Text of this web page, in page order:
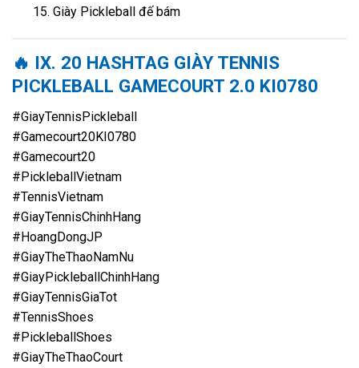
Giày Pickleball đế bám
🔥 IX. 20 HASHTAG GIÀY TENNIS
PICKLEBALL GAMECOURT 2.0 KI0780
#GiayTennisPickleball
#Gamecourt20KI0780
#Gamecourt20
#PickleballVietnam
#TennisVietnam
#GiayTennisChinhHang
#HoangDongJP
#GiayTheThaoNamNu
#GiayPickleballChinhHang
#GiayTennisGiaTot
#TennisShoes
#PickleballShoes
#GiayTheThaoCourt